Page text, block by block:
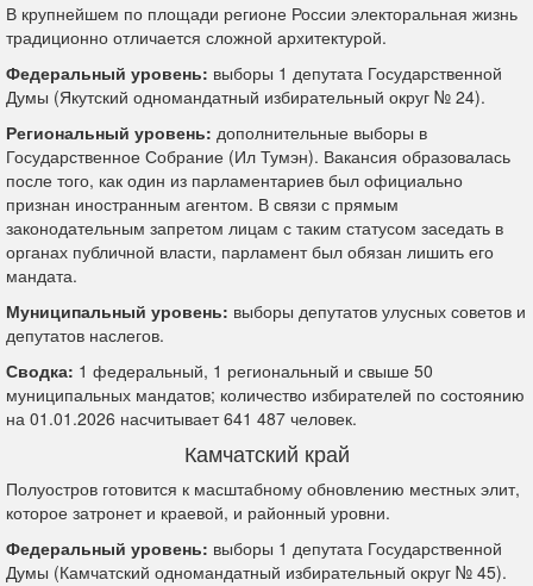
В крупнейшем по площади регионе России электоральная жизнь
традиционно отличается сложной архитектурой.
Федеральный уровень: выборы 1 депутата Государственной
Думы (Якутский одномандатный избирательный округ № 24).
Региональный уровень: дополнительные выборы в
Государственное Собрание (Ил Тумэн). Вакансия образовалась
после того, как один из парламентариев был официально
признан иностранным агентом. В связи с прямым
законодательным запретом лицам с таким статусом заседать в
органах публичной власти, парламент был обязан лишить его
мандата.
Муниципальный уровень: выборы депутатов улусных советов и
депутатов наслегов.
Сводка: 1 федеральный, 1 региональный и свыше 50
муниципальных мандатов; количество избирателей по состоянию
на 01.01.2026 насчитывает 641 487 человек.
Камчатский край
Полуостров готовится к масштабному обновлению местных элит,
которое затронет и краевой, и районный уровни.
Федеральный уровень: выборы 1 депутата Государственной
Думы (Камчатский одномандатный избирательный округ № 45).